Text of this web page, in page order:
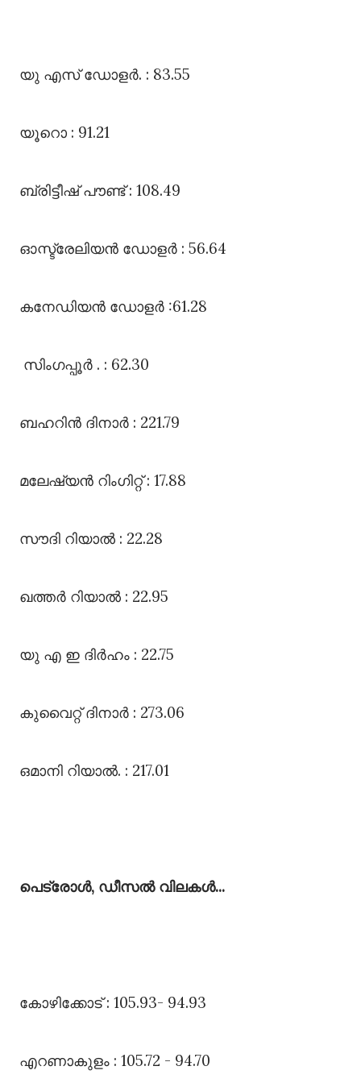
യു എസ്‌ ഡോളർ. : 83.55
യൂറൊ : 91.21
ബ്രിട്ടീഷ്‌ പൗണ്ട്‌ : 108.49
ഓസ്ട്രേലിയൻ ഡോളർ : 56.64
കനേഡിയൻ ഡോളർ :61.28
സിംഗപ്പൂർ . : 62.30
ബഹറിൻ ദിനാർ : 221.79
മലേഷ്യൻ റിംഗിറ്റ്‌ : 17.88
സൗദി റിയാൽ : 22.28
ഖത്തർ റിയാൽ : 22.95
യു എ ഇ ദിർഹം : 22.75
കുവൈറ്റ്‌ ദിനാർ : 273.06
ഒമാനി റിയാൽ. : 217.01
പെട്രോൾ, ഡീസൽ വിലകൾ...
കോഴിക്കോട്‌ : 105.93- 94.93
എറണാകുളം : 105.72 - 94.70